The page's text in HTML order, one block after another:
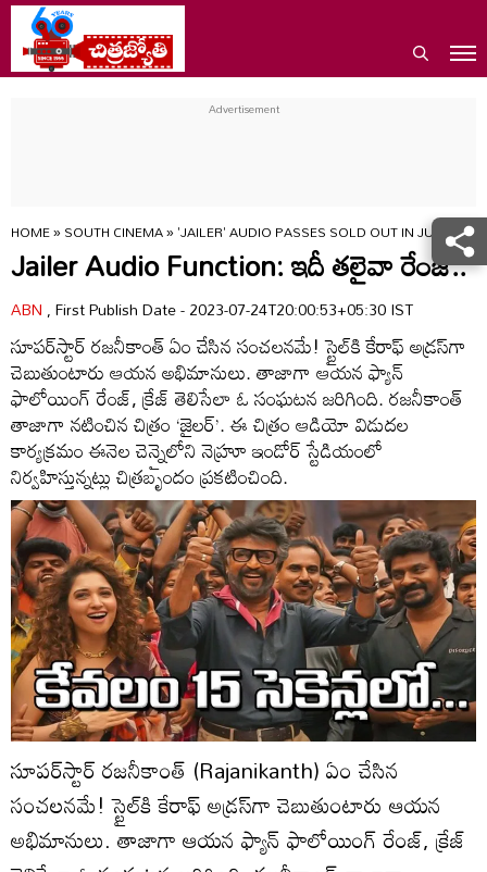
HOME»SOUTH CINEMA»'JAILER' AUDIO PASSES SOLD OUT IN JUST 15
Jailer Audio Function: ఇదీ తలైవా రేంజ్‌..
ABN, First Publish Date - 2023-07-24T20:00:53+05:30 IST
సూపర్‌స్టార్‌ రజనీకాంత్‌ ఏం చేసిన సంచలనమే! స్టైల్‌కి కేరాఫ్‌ అడ్రస్‌గా
చెబుతుంటారు ఆయన అభిమానులు. తాజాగా ఆయన ఫ్యాన్‌
ఫాలోయింగ్‌ రేంజ్‌, క్రేజ్‌ తెలిసేలా ఓ సంఘటన జరిగింది. రజనీకాంత్‌
తాజాగా నటించిన చిత్రం ‘జైలర్‌’. ఈ చిత్రం ఆడియో విడుదల
కార్యక్రమం ఈనెల చెన్నైలోని నెహ్రూ ఇండోర్‌ స్టేడియంలో
నిర్వహిస్తున్నట్లు చిత్రబృందం ప్రకటించింది.
సూపర్‌స్టార్‌ రజనీకాంత్‌ (Rajanikanth) ఏం చేసిన
సంచలనమే! స్టైల్‌కి కేరాఫ్‌ అడ్రస్‌గా చెబుతుంటారు ఆయన
అభిమానులు. తాజాగా ఆయన ఫ్యాన్‌ ఫాలోయింగ్‌ రేంజ్‌, క్రేజ్‌